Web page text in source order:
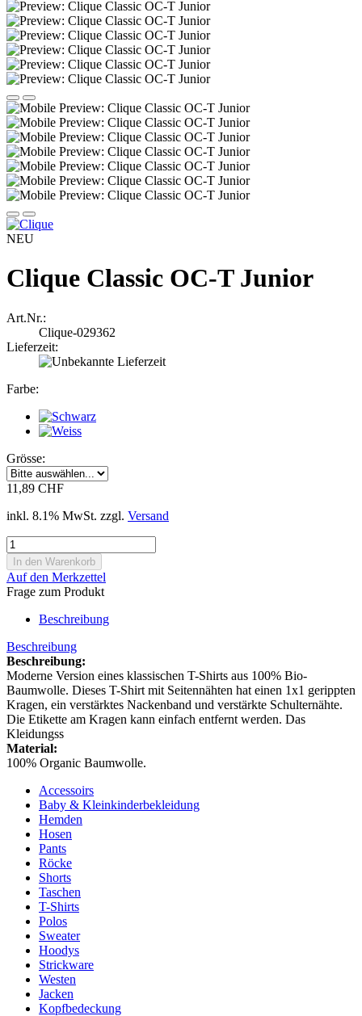
NEU
Clique Classic OC-T Junior
Art.Nr.:
Clique-029362
Lieferzeit:
Farbe:
Grösse:
11,89 CHF
inkl. 8.1% MwSt. zzgl. Versand
Auf den Merkzettel
Frage zum Produkt
Beschreibung
Beschreibung
Beschreibung:
Moderne Version eines klassischen T-Shirts aus 100% Bio-
Baumwolle. Dieses T-Shirt mit Seitennähten hat einen 1x1 gerippten
Kragen, ein verstärktes Nackenband und verstärkte Schulternähte.
Die Etikette am Kragen kann einfach entfernt werden. Das
Kleidungss
Material:
100% Organic Baumwolle.
Accessoirs
Baby & Kleinkinderbekleidung
Hemden
Hosen
Pants
Röcke
Shorts
Taschen
T-Shirts
Polos
Sweater
Hoodys
Strickware
Westen
Jacken
Kopfbedeckung